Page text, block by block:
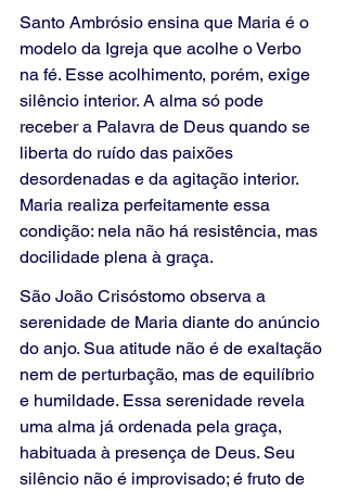
Santo Ambrósio ensina que Maria é o
modelo da Igreja que acolhe o Verbo
na fé. Esse acolhimento, porém, exige
silêncio interior. A alma só pode
receber a Palavra de Deus quando se
liberta do ruído das paixões
desordenadas e da agitação interior.
Maria realiza perfeitamente essa
condição: nela não há resistência, mas
docilidade plena à graça.
São João Crisóstomo observa a
serenidade de Maria diante do anúncio
do anjo. Sua atitude não é de exaltação
nem de perturbação, mas de equilíbrio
e humildade. Essa serenidade revela
uma alma já ordenada pela graça,
habituada à presença de Deus. Seu
silêncio não é improvisado; é fruto de